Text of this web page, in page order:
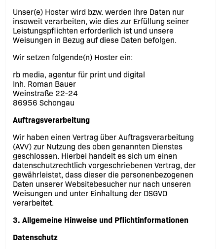
Unser(e) Hoster wird bzw. werden Ihre Daten nur
insoweit verarbeiten, wie dies zur Erfüllung seiner
Leistungspflichten erforderlich ist und unsere
Weisungen in Bezug auf diese Daten befolgen.
Wir setzen folgende(n) Hoster ein:
rb media, agentur für print und digital
Inh. Roman Bauer
Weinstraße 22-24
86956 Schongau
Auftragsverarbeitung
Wir haben einen Vertrag über Auftragsverarbeitung
(AVV) zur Nutzung des oben genannten Dienstes
geschlossen. Hierbei handelt es sich um einen
datenschutzrechtlich vorgeschriebenen Vertrag, der
gewährleistet, dass dieser die personenbezogenen
Daten unserer Websitebesucher nur nach unseren
Weisungen und unter Einhaltung der DSGVO
verarbeitet.
3. Allgemeine Hinweise und Pflicht­informationen
Datenschutz